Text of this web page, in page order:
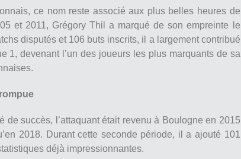
ce nom reste associé aux plus belles heures de
et 2011, Grégory Thil a marqué de son empreinte le
disputés et 106 buts inscrits, il a largement contribué
1, devenant l’un des joueurs les plus marquants de sa
de succès, l’attaquant était revenu à Boulogne en 2015
2018. Durant cette seconde période, il a ajouté 101
déjà impressionnantes.